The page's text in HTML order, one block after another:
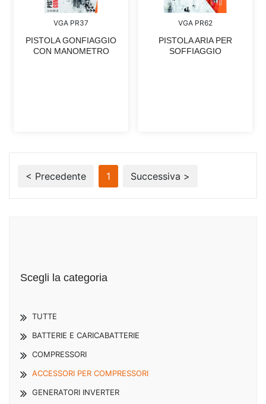
VGA PR37
PISTOLA GONFIAGGIO
CON MANOMETRO
VGA PR62
PISTOLA ARIA PER
SOFFIAGGIO
< Precedente 1 Successiva >
Scegli la categoria
TUTTE
BATTERIE E CARICABATTERIE
COMPRESSORI
ACCESSORI PER COMPRESSORI
GENERATORI INVERTER